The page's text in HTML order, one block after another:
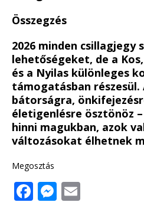
Összegzés
2026 minden
lehetőségeket, de a
és a Nyilas különleges
támogatásban részesül.
bátorságra,
életigenlésre ösztönöz
hinni magukban, azok
változásokat élhetnek
Megosztás
F M